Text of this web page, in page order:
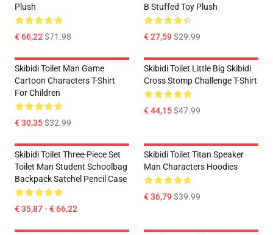
Plush
€ 66,22$71.98
B Stuffed Toy Plush
€ 27,59$29.99
Skibidi Toilet Man Game
Cartoon Characters T-Shirt
For Children
€ 30,35$32.99
Skibidi Toilet Little Big Skibidi
Cross Stomp Challenge T-Shirt
€ 44,15$47.99
Skibidi Toilet Three-Piece Set
Toilet Man Student Schoolbag
Backpack Satchel Pencil Case
€ 35,87 - € 66,22
Skibidi Toilet Titan Speaker
Man Characters Hoodies
€ 36,79$39.99